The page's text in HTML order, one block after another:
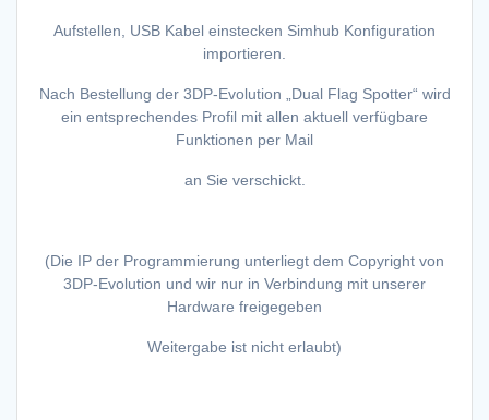
Aufstellen, USB Kabel einstecken Simhub Konfiguration
importieren.
Nach Bestellung der 3DP-Evolution „Dual Flag Spotter“ wird
ein entsprechendes Profil mit allen aktuell verfügbare
Funktionen per Mail
an Sie verschickt.
(Die IP der Programmierung unterliegt dem Copyright von
3DP-Evolution und wir nur in Verbindung mit unserer
Hardware freigegeben
Weitergabe ist nicht erlaubt)